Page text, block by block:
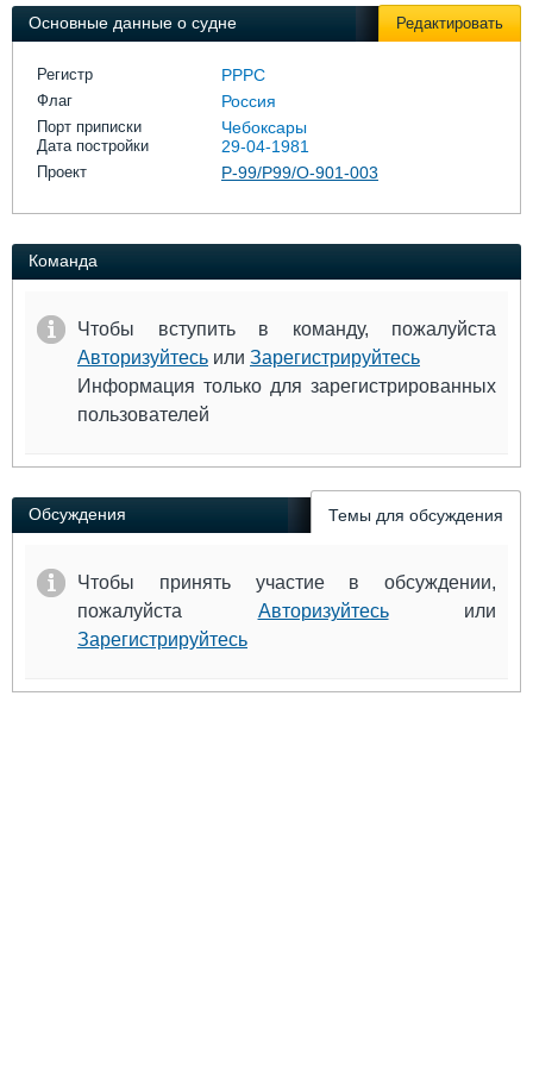
Выставки и семинары
Личности
Словарь
Галерея флота
Форум
Основные данные о судне Редактировать
Регистр РРРС
Флаг Россия
Порт приписки Чебоксары
Дата постройки 29-04-1981
Проект Р-99/Р99/О-901-003
Команда
Чтобы вступить в команду, пожалуйста
Авторизуйтесь или Зарегистрируйтесь
Информация только для зарегистрированных
пользователей
Обсуждения Темы для обсуждения
Чтобы принять участие в обсуждении,
пожалуйста Авторизуйтесьили
Зарегистрируйтесь